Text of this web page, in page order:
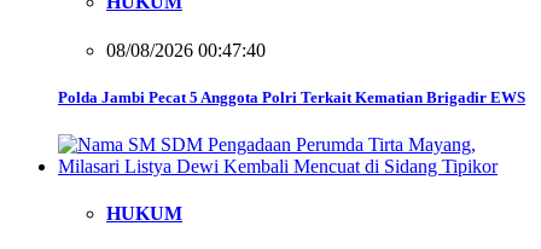
08/08/2026 00:47:40
Polda Jambi Pecat 5 Anggota Polri Terkait Kematian Brigadir EWS
HUKUM